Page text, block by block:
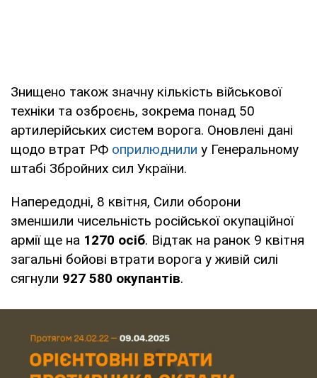
Знищено також значну кількість військової
техніки та озброєнь, зокрема понад 50
артилерійських систем ворога. Оновлені дані
щодо втрат РФ оприлюднили у Генеральному
штабі Збройних сил України.
Напередодні, 8 квітня, Сили оборони
зменшили чисельність російської окупаційної
армії ще на 1270 осіб. Відтак на ранок 9 квітня
загальні бойові втрати ворога у живій силі
сягнули 927 580 окупантів.